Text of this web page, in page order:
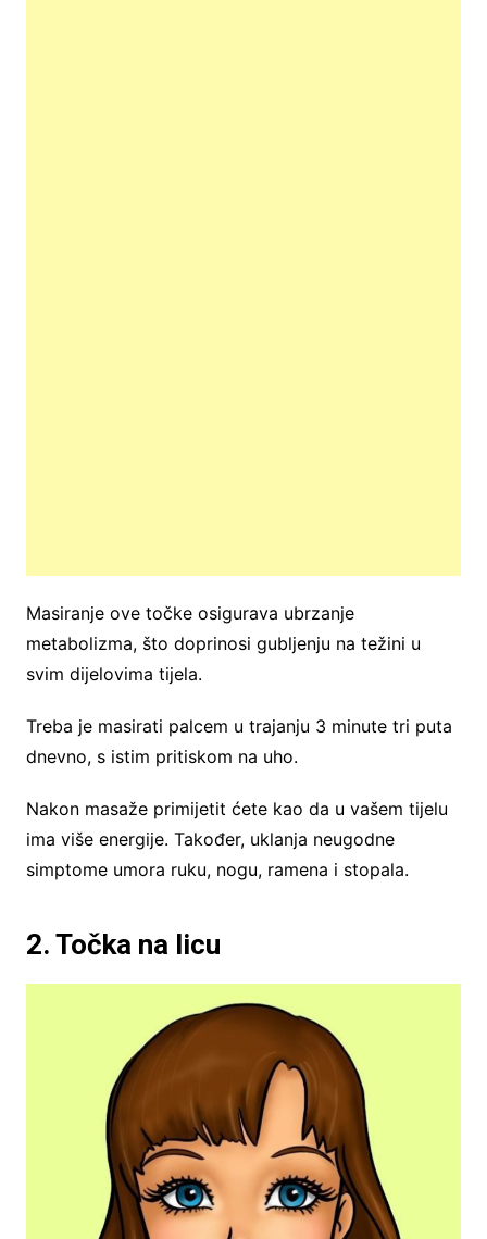
Masiranje ove točke osigurava ubrzanje
metabolizma, što doprinosi gubljenju na težini u
svim dijelovima tijela.
Treba je masirati palcem u trajanju 3 minute tri puta
dnevno, s istim pritiskom na uho.
Nakon masaže primijetit ćete kao da u vašem tijelu
ima više energije. Također, uklanja neugodne
simptome umora ruku, nogu, ramena i stopala.
2. Točka na licu